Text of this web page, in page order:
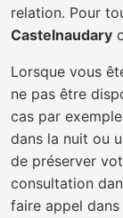
relation. Pour
Castelnaudary
Lorsque vous
ne pas être
cas par
dans la nuit ou
de préserver
consultation
faire appel